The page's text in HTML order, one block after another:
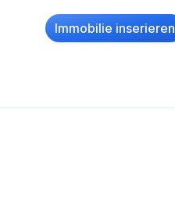
Immobilie inserieren